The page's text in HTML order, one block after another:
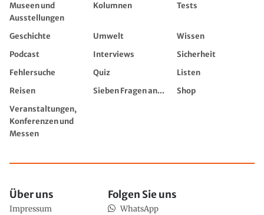
Museen und
Ausstellungen
Kolumnen Tests
Geschichte Umwelt
Wissen
Podcast
Interviews
Sicherheit
Fehlersuche
Quiz
Listen
Reisen
Sieben Fragen an...
Shop
Veranstaltungen,
Konferenzen und
Messen
Über uns
Impressum
Folgen Sie uns
WhatsApp